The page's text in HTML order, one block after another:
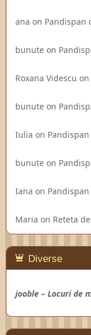
ana on Pandispan
bunute on
Roxana Videscu on
bunute on
Iulia on
bunute on
Iana on
Maria on Reteta
Diverse
jooble – Locuri de